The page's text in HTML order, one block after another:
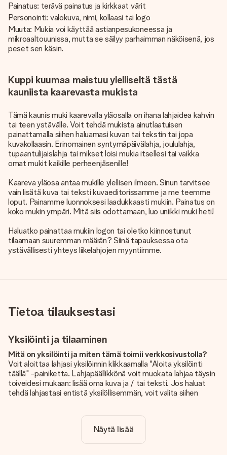
Painatus: terävä painatus ja kirkkaat värit
Personointi: valokuva, nimi, kollaasi tai logo
Muuta: Mukia voi käyttää astianpesukoneessa ja
mikroaaltouunissa, mutta se säilyy parhaimman näköisenä, jos
peset sen käsin.
Kuppi kuumaa maistuu ylelliseltä tästä
kauniista kaarevasta mukista
Tämä kaunis muki kaarevalla yläosalla on ihana lahjaidea kahvin
tai teen ystävälle. Voit tehdä mukista ainutlaatuisen
painattamalla siihen haluamasi kuvan tai tekstin tai jopa
kuvakollaasin. Erinomainen syntymäpäivälahja, joululahja,
tupaantulijaislahja tai mikset loisi mukia itsellesi tai vaikka
omat mukit kaikille perheenjäsenille!
Kaareva yläosa antaa mukille ylellisen ilmeen. Sinun tarvitsee
vain lisätä kuva tai teksti kuvaeditorissamme ja me teemme
loput. Painamme luonnoksesi laadukkaasti mukiin. Painatus on
koko mukin ympäri. Mitä siis odottamaan, luo uniikki muki heti!
Haluatko painattaa mukiin logon tai oletko kiinnostunut
tilaamaan suuremman määrän? Siinä tapauksessa ota
ystävällisesti yhteys liikelahjojen myyntiimme.
Tietoa tilauksestasi
Yksilöinti ja tilaaminen
Mitä on yksilöinti ja miten tämä toimii verkkosivustolla?
Voit aloittaa lahjasi yksilöinnin klikkaamalla "Aloita yksilöinti
täällä" -painiketta. Lahjapäällikkönä voit muokata lahjaa täysin
toiveidesi mukaan: lisää oma kuva ja / tai teksti. Jos haluat
tehdä lahjastasi entistä yksilöllisemmän, voit valita siihen
Sisältyykö yksilöinti hintaan?
Sivustolla näkyvä hinta sisältää lahjasi yksilöinnin. Hauskaa ja
Näytä lisää